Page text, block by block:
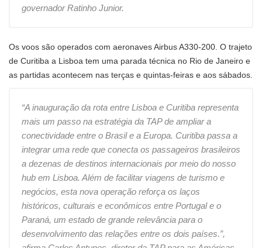
governador Ratinho Junior.
Os voos são operados com aeronaves Airbus A330-200. O trajeto
de Curitiba a Lisboa tem uma parada técnica no Rio de Janeiro e
as partidas acontecem nas terças e quintas-feiras e aos sábados.
“A inauguração da rota entre Lisboa e Curitiba representa
mais um passo na estratégia da TAP de ampliar a
conectividade entre o Brasil e a Europa. Curitiba passa a
integrar uma rede que conecta os passageiros brasileiros
a dezenas de destinos internacionais por meio do nosso
hub em Lisboa. Além de facilitar viagens de turismo e
negócios, esta nova operação reforça os laços
históricos, culturais e econômicos entre Portugal e o
Paraná, um estado de grande relevância para o
desenvolvimento das relações entre os dois países.”,